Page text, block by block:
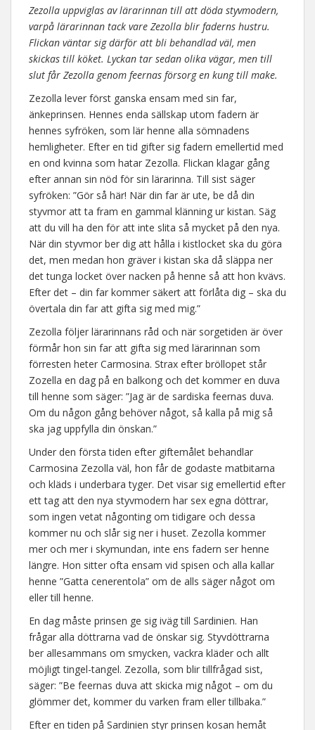
Zezolla uppviglas av lärarinnan till att döda styvmodern,
varpå lärarinnan tack vare Zezolla blir faderns hustru.
Flickan väntar sig därför att bli behandlad väl, men
skickas till köket. Lyckan tar sedan olika vägar, men till
slut får Zezolla genom feernas försorg en kung till make.
Zezolla lever först ganska ensam med sin far,
änkeprinsen. Hennes enda sällskap utom fadern är
hennes syfröken, som lär henne alla sömnadens
hemligheter. Efter en tid gifter sig fadern emellertid med
en ond kvinna som hatar Zezolla. Flickan klagar gång
efter annan sin nöd för sin lärarinna. Till sist säger
syfröken: ”Gör så här! När din far är ute, be då din
styvmor att ta fram en gammal klänning ur kistan. Säg
att du vill ha den för att inte slita så mycket på den nya.
När din styvmor ber dig att hålla i kistlocket ska du göra
det, men medan hon gräver i kistan ska då släppa ner
det tunga locket över nacken på henne så att hon kvävs.
Efter det – din far kommer säkert att förlåta dig – ska du
övertala din far att gifta sig med mig.”
Zezolla följer lärarinnans råd och när sorgetiden är över
förmår hon sin far att gifta sig med lärarinnan som
förresten heter Carmosina. Strax efter bröllopet står
Zozella en dag på en balkong och det kommer en duva
till henne som säger: ”Jag är de sardiska feernas duva.
Om du någon gång behöver något, så kalla på mig så
ska jag uppfylla din önskan.”
Under den första tiden efter giftemålet behandlar
Carmosina Zezolla väl, hon får de godaste matbitarna
och kläds i underbara tyger. Det visar sig emellertid efter
ett tag att den nya styvmodern har sex egna döttrar,
som ingen vetat någonting om tidigare och dessa
kommer nu och slår sig ner i huset. Zezolla kommer
mer och mer i skymundan, inte ens fadern ser henne
längre. Hon sitter ofta ensam vid spisen och alla kallar
henne ”Gatta cenerentola” om de alls säger något om
eller till henne.
En dag måste prinsen ge sig iväg till Sardinien. Han
frågar alla döttrarna vad de önskar sig. Styvdöttrarna
ber allesammans om smycken, vackra kläder och allt
möjligt tingel-tangel. Zezolla, som blir tillfrågad sist,
säger: ”Be feernas duva att skicka mig något – om du
glömmer det, kommer du varken fram eller tillbaka.”
Efter en tiden på Sardinien styr prinsen kosan hemåt